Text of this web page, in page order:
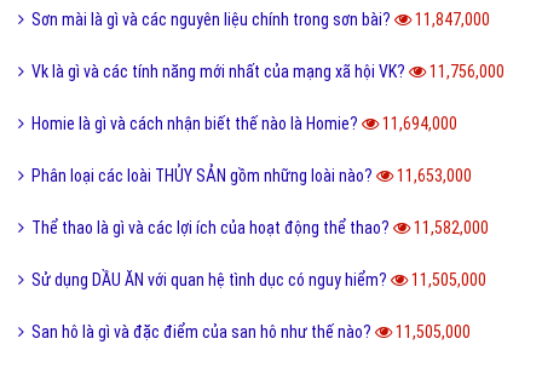
Sơn mài là gì và các nguyên liệu chính trong sơn bài? 11,847,000
Vk là gì và các tính năng mới nhất của mạng xã hội VK? 11,756,000
Homie là gì và cách nhận biết thế nào là Homie? 11,694,000
Phân loại các loài THỦY SẢN gồm những loài nào? 11,653,000
Thể thao là gì và các lợi ích của hoạt động thể thao? 11,582,000
Sử dụng DẦU ĂN với quan hệ tình dục có nguy hiểm? 11,505,000
San hô là gì và đặc điểm của san hô như thế nào? 11,505,000